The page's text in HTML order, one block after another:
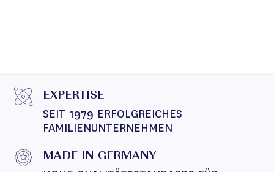
EXPERTISE
SEIT 1979 ERFOLGREICHES
FAMILIENUNTERNEHMEN
MADE IN GERMANY